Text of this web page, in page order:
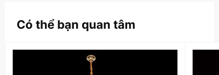
Có thể bạn quan tâm